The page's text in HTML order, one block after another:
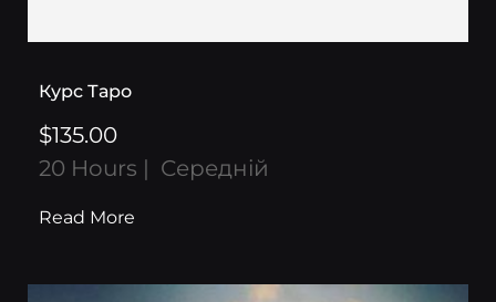
Курс Таро
$135.00
20 Hours
Середній
Read More